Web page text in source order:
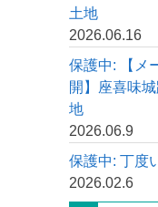
土地
2026.06.16
保護中: 【メ
開】座喜味
地
2026.06.9
保護中: 丁度
2026.02.6